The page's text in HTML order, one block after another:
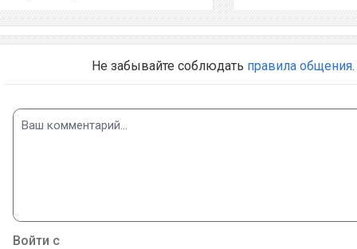
Не забывайте соблюдать правила общения.
Войти с